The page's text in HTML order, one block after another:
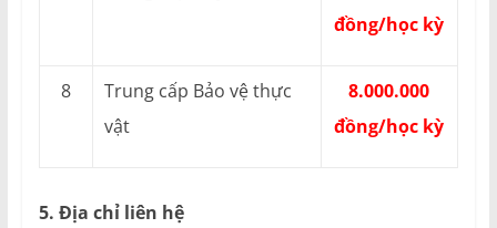
đồng/học kỳ
8
Trung cấp Bảo vệ thực
vật
8.000.000
đồng/học kỳ
5. Địa chỉ liên hệ